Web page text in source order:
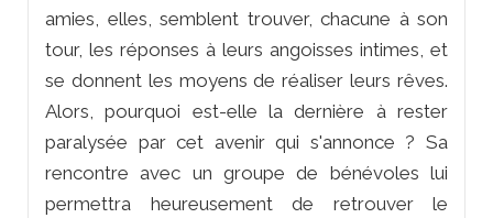
amies, elles, semblent trouver, chacune à son
tour, les réponses à leurs angoisses intimes, et
se donnent les moyens de réaliser leurs rêves.
Alors, pourquoi est-elle la dernière à rester
paralysée par cet avenir qui s'annonce ? Sa
rencontre avec un groupe de bénévoles lui
permettra heureusement de retrouver le